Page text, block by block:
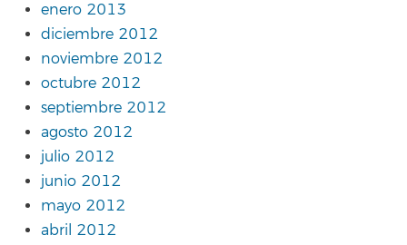
enero 2013
diciembre 2012
noviembre 2012
octubre 2012
septiembre 2012
agosto 2012
julio 2012
junio 2012
mayo 2012
abril 2012